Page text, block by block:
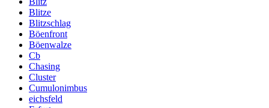
Blitze
Blitzschlag
Böenfront
Böenwalze
Cb
Chasing
Cluster
Cumulonimbus
eichsfeld